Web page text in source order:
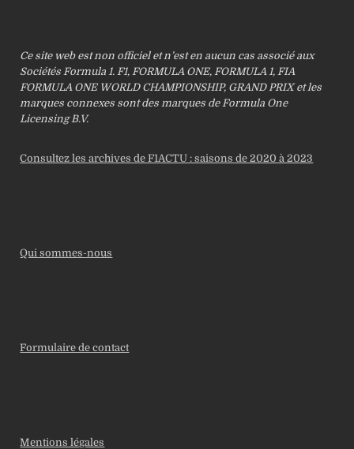
Ce site web est non officiel et n’est en aucun cas associé aux
Sociétés Formula 1. F1, FORMULA ONE, FORMULA 1, FIA
FORMULA ONE WORLD CHAMPIONSHIP, GRAND PRIX et les
marques connexes sont des marques de Formula One
Licensing B.V.
Consultez les archives de F1ACTU : saisons de 2020 à 2023
Qui sommes-nous
Formulaire de contact
Mentions légales